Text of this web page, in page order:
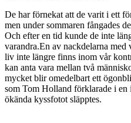
De har förnekat att de varit i ett
men under sommaren fångades
Och efter en tid kunde de inte
varandra.En av nackdelarna med
liv inte längre finns inom vår
kan anta vara mellan två
mycket blir omedelbart ett
som Tom Holland förklarade i
ökända kyssfotot släpptes.